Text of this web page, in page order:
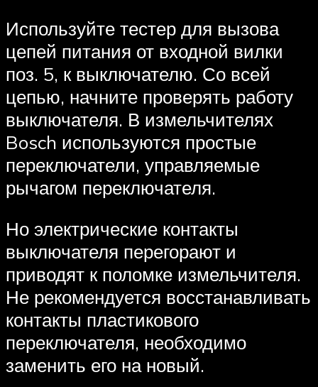
Используйте тестер для вызова
цепей питания от входной вилки
поз. 5, к выключателю. Со всей
цепью, начните проверять работу
выключателя. В измельчителях
Bosch используются простые
переключатели, управляемые
рычагом переключателя.
Но электрические контакты
выключателя перегорают и
приводят к поломке измельчителя.
Не рекомендуется восстанавливать
контакты пластикового
переключателя, необходимо
заменить его на новый.